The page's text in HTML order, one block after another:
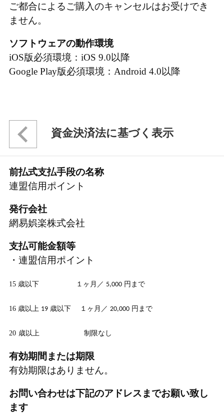
ご都合によるご購入のキャンセルはお受けでき
ません。
ソフトウェアの動作環境
iOS版必須環境：iOS 9.0以降
Google Play版必須環境：Android 4.0以降
資金決済法に基づく表示
前払式支払手段の名称
連盟信用ポイント
発行会社
網易娯楽株式会社
支払可能金額等
・連盟信用ポイント
15 歳以下 １ヶ月／ 5,000 円まで
16 歳以上 19 歳以下 １ヶ月／ 20,000 円まで
20 歳以上 制限なし
有効期間または期限
有効期限はありません。
お問い合わせは下記のアドレスまでお願い致し
ます